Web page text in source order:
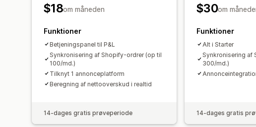
$18om måneden
Funktioner
Betjeningspanel til P&L
Synkronisering af Shopify-ordrer (op til
100/md.)
Tilknyt 1 annonceplatform
Beregning af nettooverskud i realtid
14-dages gratis prøveperiode
$30om
Funktioner
Alt i Starter
Synkronisering af
300/md.)
14-dages gratis